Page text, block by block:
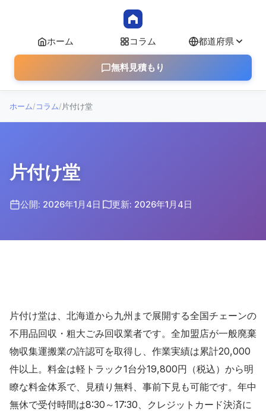
ホーム コラム 都道府県
無料見積もり
ホーム/コラム/片付け堂
片付け堂
公開: 2026年1月4日 更新: 2026年1月4日
片付け堂は、北海道から九州まで展開する全国チェーンの
不用品回収・粗大ごみ回収業者です。全加盟店が一般廃棄
物収集運搬業の許認可を取得し、作業実績は累計20,000
件以上。料金は軽トラック1台分19,800円（税込）から明
瞭な料金体系で、見積り無料、事前下見も可能です。年中
無休で受付時間は8:30～17:30、クレジットカード決済に